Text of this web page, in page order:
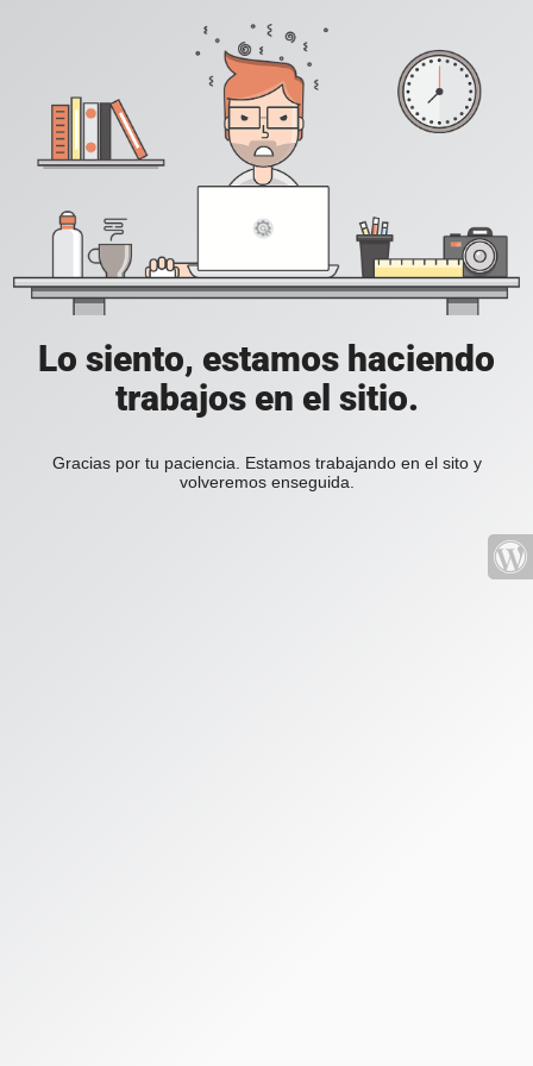
Lo siento, estamos haciendo
trabajos en el sitio.
Gracias por tu paciencia. Estamos trabajando en el sito y
volveremos enseguida.